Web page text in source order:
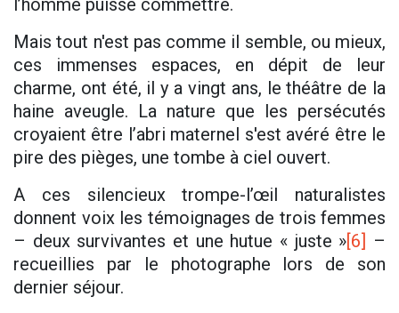
l’homme puisse commettre.
Mais tout n'est pas comme il semble, ou mieux,
ces immenses espaces, en dépit de leur
charme, ont été, il y a vingt ans, le théâtre de la
haine aveugle. La nature que les persécutés
croyaient être l’abri maternel s'est avéré être le
pire des pièges, une tombe à ciel ouvert.
A ces silencieux trompe-l’œil naturalistes
donnent voix les témoignages de trois femmes
– deux survivantes et une hutue « juste »[6] –
recueillies par le photographe lors de son
dernier séjour.